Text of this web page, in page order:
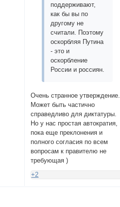
поддерживают,
как бы вы по
другому не
считали. Поэтому
оскорбляя Путина
- это и
оскорбление
России и россиян.
Очень странное утверждение.
Может быть частично
справедливо для диктатуры.
Но у нас простая автократия,
пока еще преклонения и
полного согласия по всем
вопросам к правителю не
требующая )
+2